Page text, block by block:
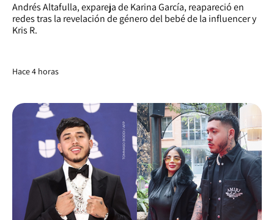
Andrés Altafulla, expareja de Karina García, reapareció en
redes tras la revelación de género del bebé de la influencer y
Kris R.
Hace 4 horas